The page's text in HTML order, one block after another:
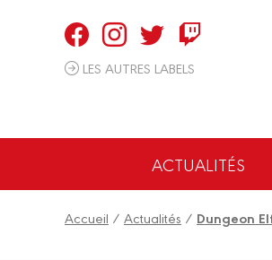
LES AUTRES LABELS
ACTUALITÉS
Accueil / Actualités / Dungeon